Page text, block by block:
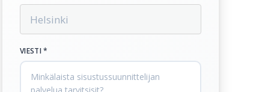
VIESTI *